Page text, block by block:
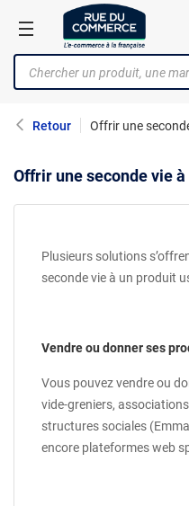
Retour Offrir une
Offrir une seconde vie
Plusieurs solutions
seconde vie à un produit
Vendre ou donner ses
Vous pouvez vendre ou
vide-greniers,
structures sociales
encore plateformes web